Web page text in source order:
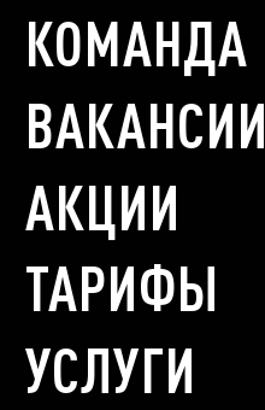
КОМАНДА
ВАКАНСИИ
АКЦИИ
ТАРИФЫ
УСЛУГИ